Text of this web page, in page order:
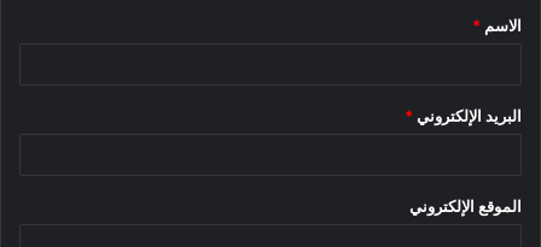
*
الاسم *
البريد الإلكتروني *
الموقع الإلكتروني